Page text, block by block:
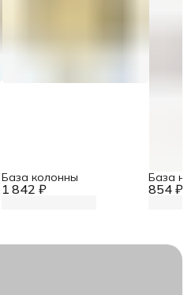
1 842 ₽
База колонны
854 ₽
База на